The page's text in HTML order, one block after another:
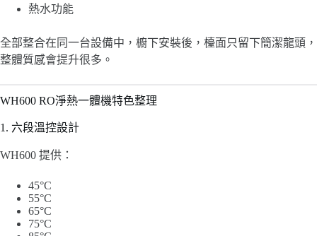
熱水功能
全部整合在同一台設備中，櫥下安裝後，檯面只留下簡潔龍頭，
整體質感會提升很多。
WH600 RO淨熱一體機特色整理
1. 六段溫控設計
WH600 提供：
45°C
55°C
65°C
75°C